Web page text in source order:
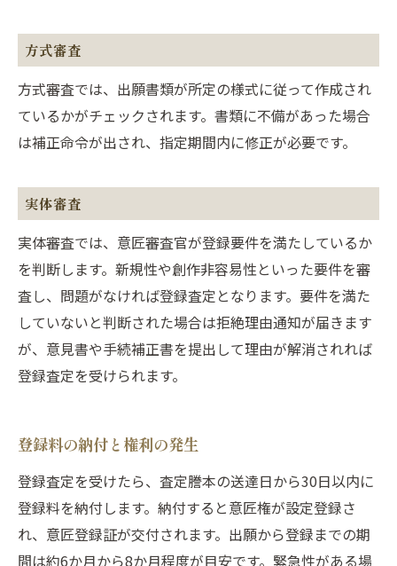
方式審査
方式審査では、出願書類が所定の様式に従って作成され
ているかがチェックされます。書類に不備があった場合
は補正命令が出され、指定期間内に修正が必要です。
実体審査
実体審査では、意匠審査官が登録要件を満たしているか
を判断します。新規性や創作非容易性といった要件を審
査し、問題がなければ登録査定となります。要件を満た
していないと判断された場合は拒絶理由通知が届きます
が、意見書や手続補正書を提出して理由が解消されれば
登録査定を受けられます。
登録料の納付と権利の発生
登録査定を受けたら、査定謄本の送達日から30日以内に
登録料を納付します。納付すると意匠権が設定登録さ
れ、意匠登録証が交付されます。出願から登録までの期
間は約6か月から8か月程度が目安です。緊急性がある場